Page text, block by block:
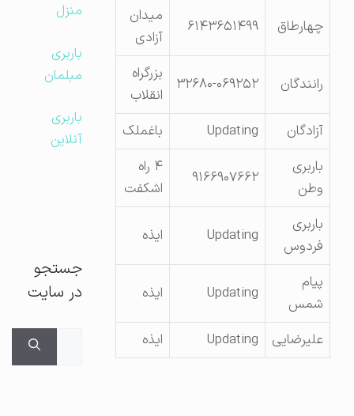
چهارطاق ۶۱۴۳۶۵۱۴۹۹
میدان
آزادی
رانندگان ۳۲۶۸۰-۰۶۹۲۵۲
بزرگراه
انقلاب
آزادگان
Updating
باغملک
باربری
وطن
۹۱۶۶۹۰۷۶۶۲
۴ راه
اشکفت
باربری
فردوس
Updating
شمس
Updating
علیرضایی Updating
منزل
باربری
مبلمان
باربری
آنلاین
جستجو
در سایت